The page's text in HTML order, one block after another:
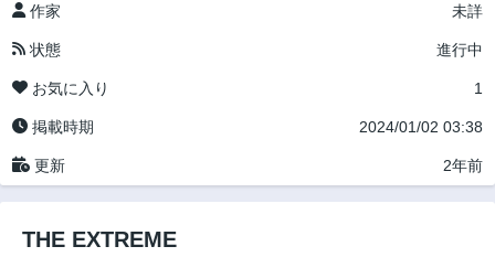
作家 未詳
状態 進行中
お気に入り 1
掲載時期 2024/01/02 03:38
更新 2年前
THE EXTREME